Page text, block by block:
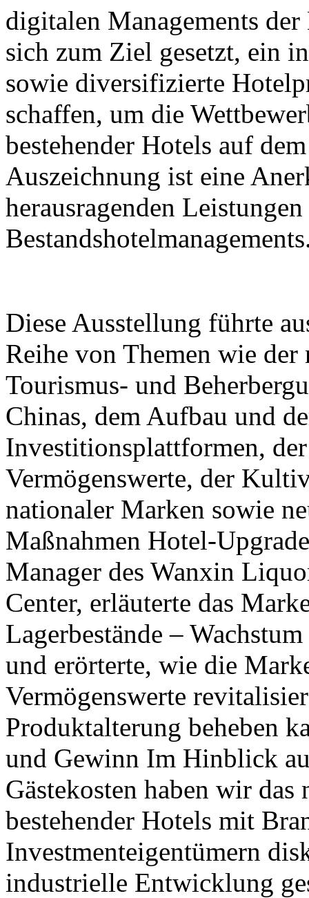
digitalen Managements
sich zum Ziel gesetzt, ein
sowie diversifizierte
schaffen, um die
bestehender Hotels auf
Auszeichnung ist eine
herausragenden
Diese Ausstellung führte
Reihe von Themen wie
Tourismus- und
Chinas, dem Aufbau und
Investitionsplattformen,
Vermögenswerte, der
nationaler Marken sowie
Maßnahmen Hotel-
Manager des Wanxin
Center, erläuterte das
Lagerbestände –
und erörterte, wie die
Vermögenswerte
Produktalterung beheben
und Gewinn Im Hinblick
Gästekosten haben wir
bestehender Hotels mit
Investmenteigentümern
industrielle Entwicklung